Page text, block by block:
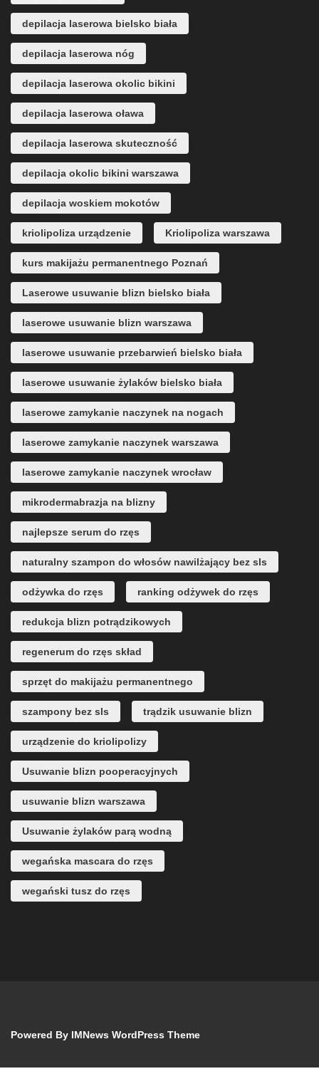
depilacja laserowa bielsko biała
depilacja laserowa nóg
depilacja laserowa okolic bikini
depilacja laserowa oława
depilacja laserowa skuteczność
depilacja okolic bikini warszawa
depilacja woskiem mokotów
kriolipoliza urządzenie Kriolipoliza warszawa
kurs makijażu permanentnego Poznań
Laserowe usuwanie blizn bielsko biała
laserowe usuwanie blizn warszawa
laserowe usuwanie przebarwień bielsko biała
laserowe usuwanie żylaków bielsko biała
laserowe zamykanie naczynek na nogach
laserowe zamykanie naczynek warszawa
laserowe zamykanie naczynek wrocław
mikrodermabrazja na blizny
najlepsze serum do rzęs
naturalny szampon do włosów nawilżający bez sls
odżywka do rzęs ranking odżywek do rzęs
redukcja blizn potrądzikowych
regenerum do rzęs skład
sprzęt do makijażu permanentnego
szampony bez sls trądzik usuwanie blizn
urządzenie do kriolipolizy
Usuwanie blizn pooperacyjnych
usuwanie blizn warszawa
Usuwanie żylaków parą wodną
wegańska mascara do rzęs
wegański tusz do rzęs
Powered By IMNews WordPress Theme